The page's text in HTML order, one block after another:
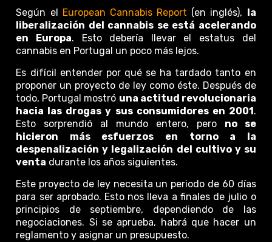
Según el European Cannabis Report (en inglés), la
liberalización del cannabis se está acelerando
en Europa. Esto debería llevar el estatus del
cannabis en Portugal un poco más lejos.
Es difícil entender por qué se ha tardado tanto en
proponer un proyecto de ley como éste. Después de
todo, Portugal mostró una actitud revolucionaria
hacia las drogas y sus consumidores en 2001.
Esto sorprendió al mundo entero, pero no se
hicieron más esfuerzos en torno a la
despenalización y legalización del cultivo y su
venta durante los años siguientes.
Este proyecto de ley necesita un periodo de 60 días
para ser aprobado. Esto nos lleva a finales de julio o
principios de septiembre, dependiendo de las
negociaciones. Si se aprueba, habrá que hacer un
reglamento y asignar un presupuesto.